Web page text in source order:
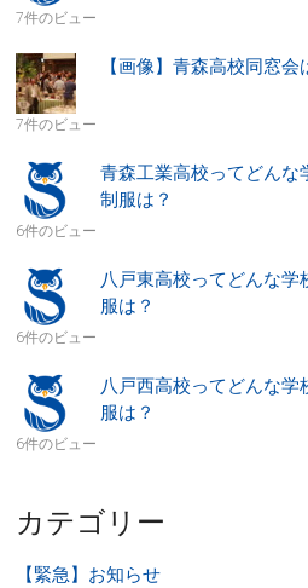
7件のビュー
【画像】青森高校同窓
7件のビュー
青森工業高校ってどんな
制服は？
6件のビュー
八戸東高校ってどんな学
服は？
6件のビュー
八戸西高校ってどんな学
服は？
6件のビュー
カテゴリー
【緊急】お知らせ